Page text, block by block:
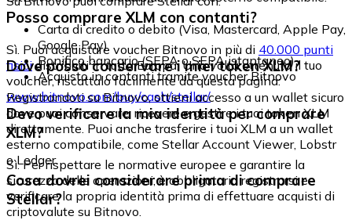
Carta di credito o debito (Visa, Mastercard, Apple Pay,
Google Pay)
Bonifico bancario (SEPA o SEPA istantaneo)
Acquisto in contanti tramite voucher Bitnovo
Posso comprare XLM con contanti?
Sì. Puoi acquistare voucher Bitnovo in più di 40.000 punti
fisicidistribuiti in tutta Europa. Una volta ottenuto il tuo
voucher, riscattalo facilmente da questa pagina:
www.bitnovo.com/buy/cash/stellar/
Dove posso conservare i miei token XLM?
Registrandoti su Bitnovo, ottieni accesso a un wallet sicuro
dove puoi conservare, ricevere e gestire i tuoi token XLM
direttamente. Puoi anche trasferire i tuoi XLM a un wallet
esterno compatibile, come Stellar Account Viewer, Lobstr
o Ledger.
Devo verificare la mia identità per comprare
XLM?
Sì. Per rispettare le normative europee e garantire la
sicurezza delle operazioni, è obbligatorio registrarsi e
verificare la propria identità prima di effettuare acquisti di
criptovalute su Bitnovo.
Cosa dovrei considerare prima di comprare
Stellar?